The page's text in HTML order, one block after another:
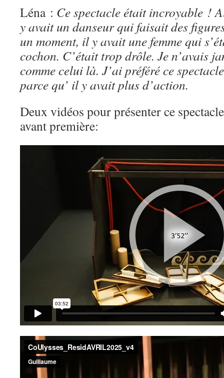
Léna : Ce spectacle était incroyable !
y avait un danseur qui faisait des
un moment, il y avait une femme qui
cochon. C’était trop drôle. Je n’avais
comme celui là. J’ai préféré ce
parce qu’ il y avait plus d’action.
Deux vidéos pour présenter ce
avant première: